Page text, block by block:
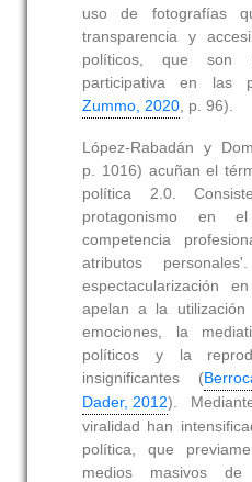
uso de fotografías
transparencia y
políticos, que
participativa en las
Zummo, 2020 , p. 96).
López-Rabadán y
p. 1016) acuñan el
política 2.0.
protagonismo en
competencia
atributos
espectacularización
apelan a la utilización
emociones, la
políticos y la
insignificantes (
Dader, 2012).
viralidad han
política, que
medios masivos